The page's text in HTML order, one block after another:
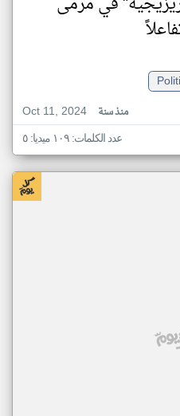
Oct 11, 2024
منذ سنة
عدد الكلمات: ١٠٩ ميديا: ٥